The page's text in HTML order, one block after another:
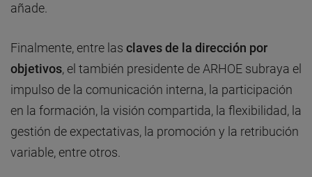
añade.
Finalmente, entre las claves de la dirección por
objetivos, el también presidente de ARHOE subraya el
impulso de la comunicación interna, la participación
en la formación, la visión compartida, la flexibilidad, la
gestión de expectativas, la promoción y la retribución
variable, entre otros.